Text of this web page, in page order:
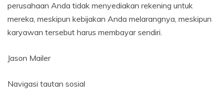
perusahaan Anda tidak menyediakan rekening untuk
mereka, meskipun kebijakan Anda melarangnya, meskipun
karyawan tersebut harus membayar sendiri.
Jason Mailer
Navigasi tautan sosial